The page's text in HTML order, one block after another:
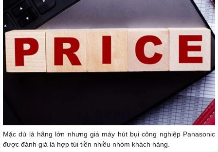
Mặc dù là hãng lớn nhưng giá máy hút bụi công nghiệp Panasonic
được đánh giá là hợp túi tiền nhiều nhóm khách hàng.